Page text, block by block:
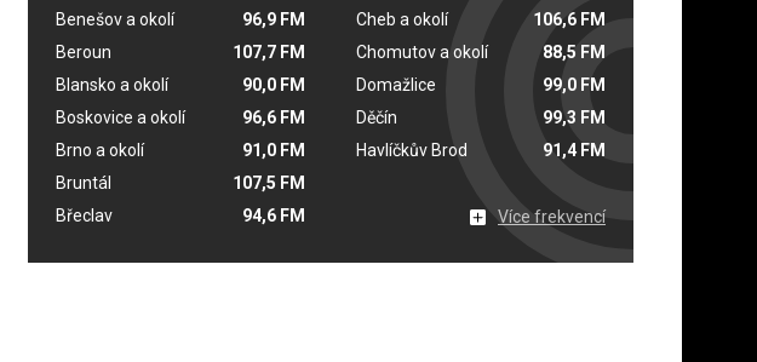
Benešov a okolí
96,9 FM
Beroun
107,7 FM
Blansko a okolí
90,0 FM
Boskovice a okolí
96,6 FM
Brno a okolí
91,0 FM
Bruntál
107,5 FM
Břeclav
94,6 FM
Cheb a okolí
106,6 FM
Chomutov a okolí
88,5 FM
Domažlice
99,0 FM
Děčín
99,3 FM
Havlíčkův Brod
91,4 FM
Více frekvencí